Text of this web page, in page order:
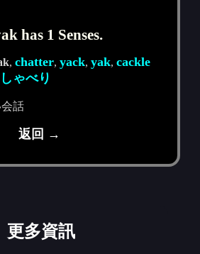
has 1 Senses.
,chatter,yack,yak,cackle
ゃべり
話
返回 →
更多資訊